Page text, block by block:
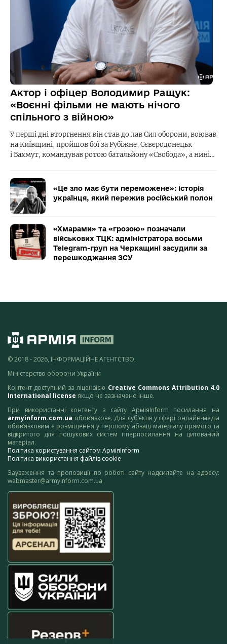
Актор і офіцер Володимир Ращук:
«Воєнні фільми не мають нічого
спільного з війною»
У перші дні вторгнення він став до лав Сил оборони, воював
на Київщині, пройшов бої за Рубіжне, Сєвєродонецьк
і Бахмут, командував ротою батальйону «Свобода», а нині…
«Це зло має бути переможене»: історія
українця, який пережив російський полон
«Хмарами» та «грозою» позначали
військових ТЦК: адміністратора восьми
Telegram-груп на Черкащині засудили за
перешкоджання ЗСУ
© 2018 - 2026, ІНФОРМАЦІЙНЕ АГЕНТСТВО,
Міністерство оборони України
Контент доступний за ліцензією Creative Commons Attribution 4.0
International license якщо не зазначено інше.
При використанні контенту з сайту АрміяInform посилання на
armyinform.com.ua обов’язкове. Для суб’єктів у сфері онлайн-медіа
обов’язковим є розміщення у першому абзаці матеріалу прямого та
відкритого для пошукових систем гіперпосилання на цитований
матеріал.
Політика користування сайтом АрміяInform
Політика використання файлів cookie
Зауваження та пропозиції по роботі сайту надсилайте на адресу:
webmaster@armyinform.com.ua